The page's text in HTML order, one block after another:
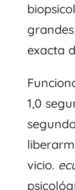
exacta
1,0
vicio.